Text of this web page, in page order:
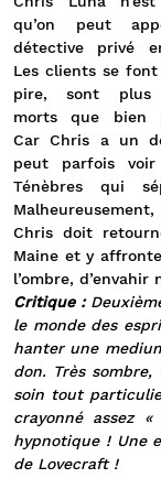
qu’on peut
détective privé
Les clients se
pire, sont plus
morts que bien
Car Chris a un
peut parfois
Ténèbres qui
Chris doit
Maine et y
l’ombre,
Critique :
le monde des
hanter une
don. Très
soin tout
crayonné assez «
hypnotique ! Une
de Lovecraft !